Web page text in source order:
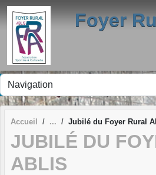
Foyer
Accueil Jubilé du Foyer Rural
JUBILÉ DU
ABLIS
Panneau de gestion des cookies